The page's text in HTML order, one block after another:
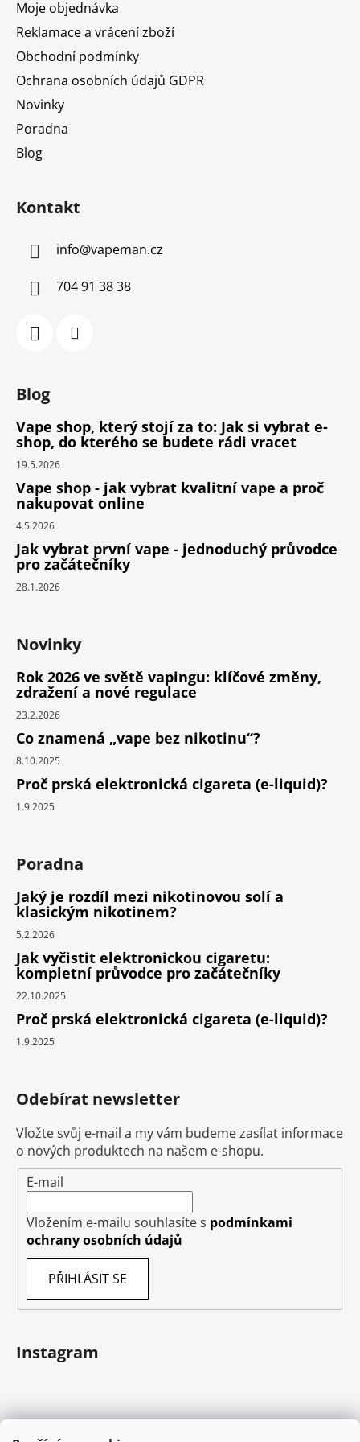
Moje objednávka
Reklamace a vrácení zboží
Obchodní podmínky
Ochrana osobních údajů GDPR
Novinky
Poradna
Blog
Kontakt
info@vapeman.cz
704 91 38 38
Blog
Vape shop, který stojí za to: Jak si vybrat e-
shop, do kterého se budete rádi vracet
19.5.2026
Vape shop - jak vybrat kvalitní vape a proč
nakupovat online
4.5.2026
Jak vybrat první vape - jednoduchý průvodce
pro začátečníky
28.1.2026
Novinky
Rok 2026 ve světě vapingu: klíčové změny,
zdražení a nové regulace
23.2.2026
Co znamená „vape bez nikotinu“?
8.10.2025
Proč prská elektronická cigareta (e-liquid)?
1.9.2025
Poradna
Jaký je rozdíl mezi nikotinovou solí a
klasickým nikotinem?
5.2.2026
Jak vyčistit elektronickou cigaretu:
kompletní průvodce pro začátečníky
22.10.2025
Proč prská elektronická cigareta (e-liquid)?
1.9.2025
Odebírat newsletter
Vložte svůj e-mail a my vám budeme zasílat informace
o nových produktech na našem e-shopu.
E-mail
Vložením e-mailu souhlasíte s podmínkami
ochrany osobních údajů
PŘIHLÁSIT SE
Instagram